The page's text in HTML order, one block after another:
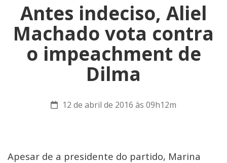
Antes indeciso, Aliel
Machado vota contra
o impeachment de
Dilma
12 de abril de 2016 às 09h12m
Apesar de a presidente do partido, Marina